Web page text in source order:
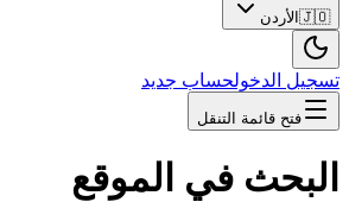
🇯🇴 الأردن
تسجيل الدخولحساب جديد
فتح قائمة التنقل
البحث في الموقع